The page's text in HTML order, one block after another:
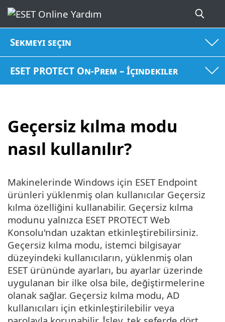
Sekmeyi seçin
ESET PROTECT On-Prem – İçindekiler
Geçersiz kılma modu
nasıl kullanılır?
Makinelerinde Windows için ESET Endpoint
ürünleri yüklenmiş olan kullanıcılar Geçersiz
kılma özelliğini kullanabilir. Geçersiz kılma
modunu yalnızca ESET PROTECT Web
Konsolu'ndan uzaktan etkinleştirebilirsiniz.
Geçersiz kılma modu, istemci bilgisayar
düzeyindeki kullanıcıların, yüklenmiş olan
ESET ürününde ayarları, bu ayarlar üzerinde
uygulanan bir ilke olsa bile, değiştirmelerine
olanak sağlar. Geçersiz kılma modu, AD
kullanıcıları için etkinleştirilebilir veya